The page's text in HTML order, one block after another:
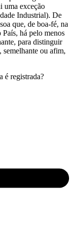
uma exceção
Industrial). De
que, de boa-fé, na
há pelo menos
para distinguir
ou afim,
é registrada?